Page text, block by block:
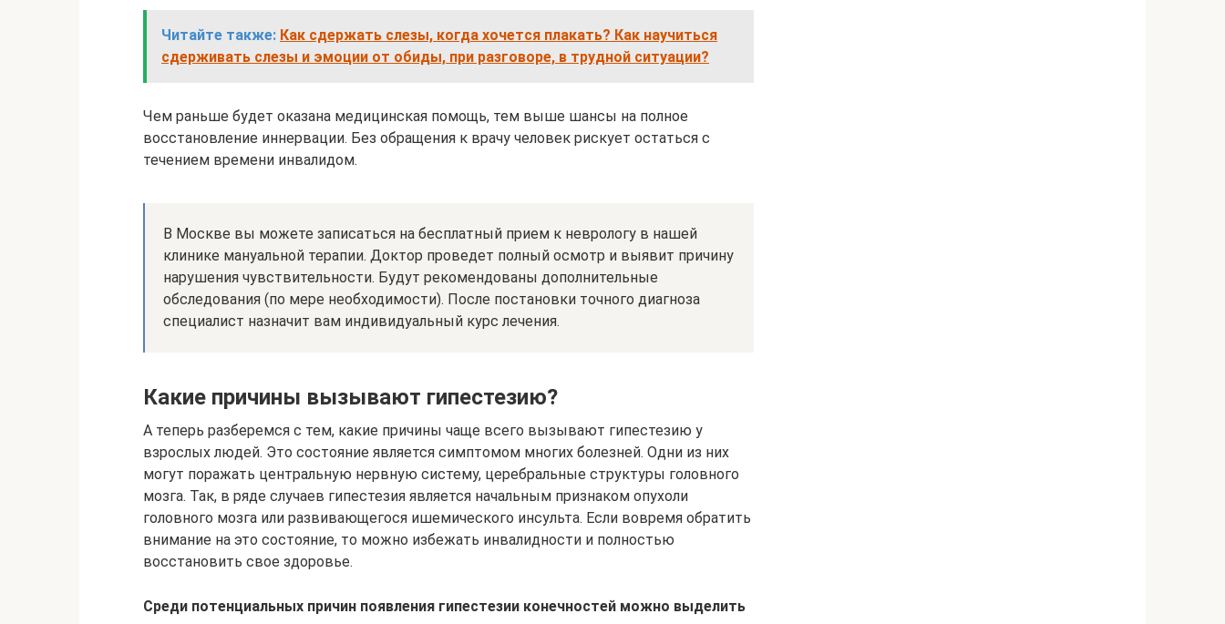
Читайте также: Как сдержать слезы, когда хочется плакать? Как научиться
сдерживать слезы и эмоции от обиды, при разговоре, в трудной ситуации?
Чем раньше будет оказана медицинская помощь, тем выше шансы на полное
восстановление иннервации. Без обращения к врачу человек рискует остаться с
течением времени инвалидом.
В Москве вы можете записаться на бесплатный прием к неврологу в нашей
клинике мануальной терапии. Доктор проведет полный осмотр и выявит причину
нарушения чувствительности. Будут рекомендованы дополнительные
обследования (по мере необходимости). После постановки точного диагноза
специалист назначит вам индивидуальный курс лечения.
Какие причины вызывают гипестезию?
А теперь разберемся с тем, какие причины чаще всего вызывают гипестезию у
взрослых людей. Это состояние является симптомом многих болезней. Одни из них
могут поражать центральную нервную систему, церебральные структуры головного
мозга. Так, в ряде случаев гипестезия является начальным признаком опухоли
головного мозга или развивающегося ишемического инсульта. Если вовремя обратить
внимание на это состояние, то можно избежать инвалидности и полностью
восстановить свое здоровье.
Среди потенциальных причин появления гипестезии конечностей можно выделить